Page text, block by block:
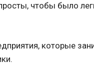
чтобы было
которые